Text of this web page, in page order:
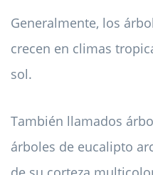
Generalmente, los
crecen en climas
sol.
También llamados
árboles de eucalipto